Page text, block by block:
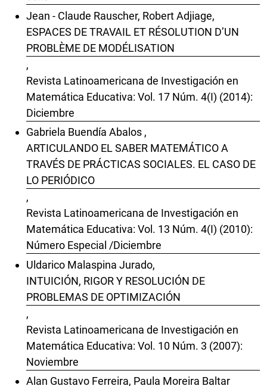
Jean - Claude Rauscher, Robert Adjiage,
ESPACES DE TRAVAIL ET RÉSOLUTION D’UN
PROBLÈME DE MODÉLISATION
,
Revista Latinoamericana de Investigación en
Matemática Educativa: Vol. 17 Núm. 4(I) (2014):
Diciembre
Gabriela Buendía Abalos ,
ARTICULANDO EL SABER MATEMÁTICO A
TRAVÉS DE PRÁCTICAS SOCIALES. EL CASO DE
LO PERIÓDICO
,
Revista Latinoamericana de Investigación en
Matemática Educativa: Vol. 13 Núm. 4(I) (2010):
Número Especial /Diciembre
Uldarico Malaspina Jurado,
INTUICIÓN, RIGOR Y RESOLUCIÓN DE
PROBLEMAS DE OPTIMIZACIÓN
,
Revista Latinoamericana de Investigación en
Matemática Educativa: Vol. 10 Núm. 3 (2007):
Noviembre
Alan Gustavo Ferreira, Paula Moreira Baltar